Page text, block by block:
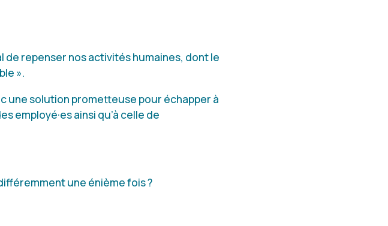
de repenser nos activités humaines, dont le
».
une solution prometteuse pour échapper à
employé·es ainsi qu’à celle de
une énième fois ?